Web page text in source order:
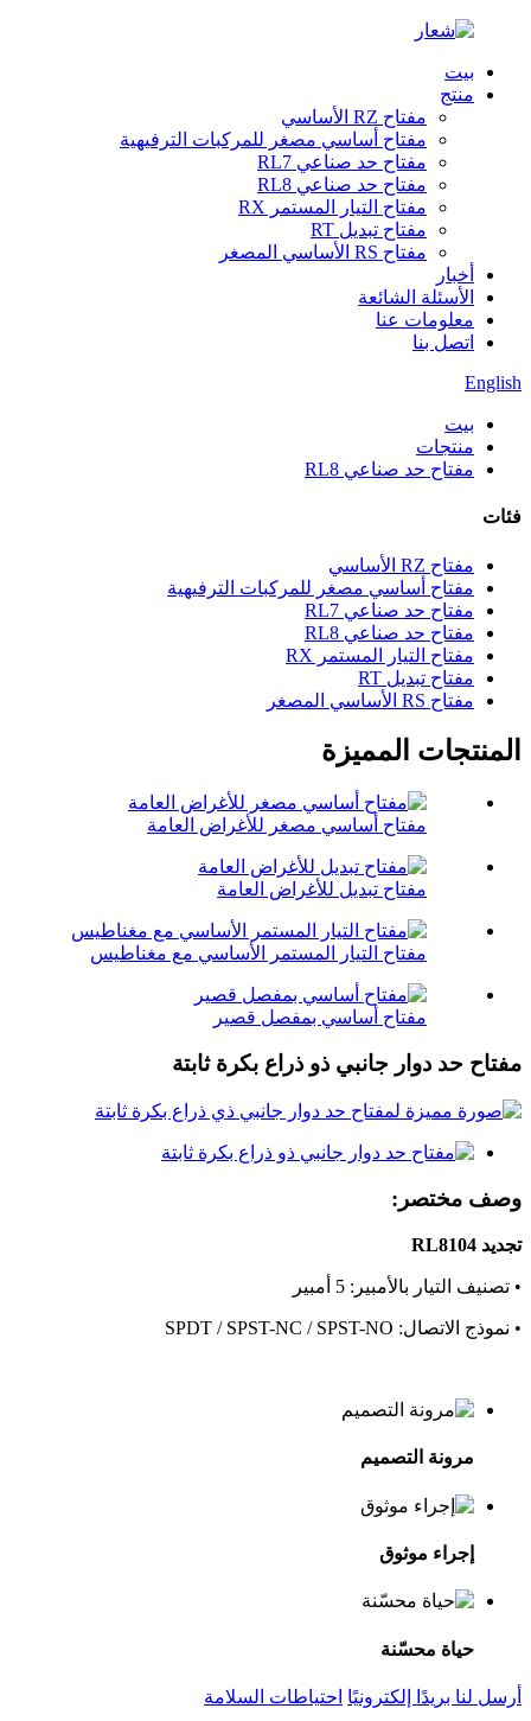
بيت
منتج
مفتاح RZ الأساسي
مفتاح أساسي مصغر للمركبات الترفيهية
مفتاح حد صناعي RL7
مفتاح حد صناعي RL8
مفتاح التيار المستمر RX
مفتاح تبديل RT
مفتاح RS الأساسي المصغر
أخبار
الأسئلة الشائعة
معلومات عنا
اتصل بنا
English
بيت
منتجات
مفتاح حد صناعي RL8
فئات
مفتاح RZ الأساسي
مفتاح أساسي مصغر للمركبات الترفيهية
مفتاح حد صناعي RL7
مفتاح حد صناعي RL8
مفتاح التيار المستمر RX
مفتاح تبديل RT
مفتاح RS الأساسي المصغر
المنتجات المميزة
مفتاح أساسي مصغر للأغراض العامة
مفتاح تبديل للأغراض العامة
مفتاح التيار المستمر الأساسي مع مغناطيس
مفتاح أساسي بمفصل قصير
مفتاح حد دوار جانبي ذو ذراع بكرة ثابتة
وصف مختصر:
تجديد RL8104
• تصنيف التيار بالأمبير: 5 أمبير
• نموذج الاتصال: SPDT / SPST-NC / SPST-NO
مرونة التصميم
إجراء موثوق
حياة محسّنة
أرسل لنا بريدًا إلكترونيًا احتياطات السلامة